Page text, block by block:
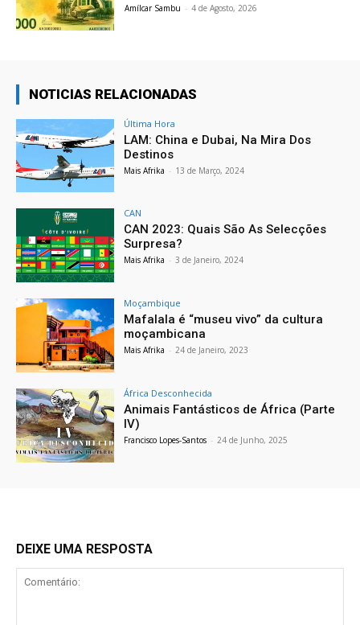
Amílcar Sambu - 4 de Agosto, 2026
NOTICIAS RELACIONADAS
Última Hora
LAM: China e Dubai, Na Mira Dos
Destinos
Mais Afrika - 13 de Março, 2024
CAN
CAN 2023: Quais São As Selecções
Surpresa?
Mais Afrika - 3 de Janeiro, 2024
Moçambique
Mafalala é “museu vivo” da cultura
moçambicana
Mais Afrika - 24 de Janeiro, 2023
África Desconhecida
Animais Fantásticos de África (Parte
IV)
Francisco Lopes-Santos - 24 de Junho, 2025
DEIXE UMA RESPOSTA